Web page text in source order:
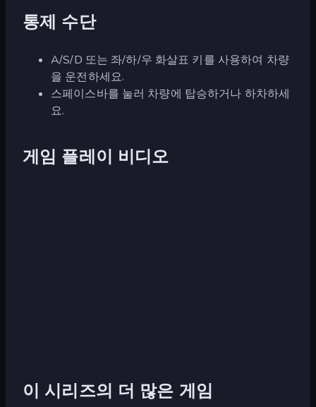
통제 수단
A/S/D 또는 좌/하/우 화살표 키를 사용하여 차량
을 운전하세요.
스페이스바를 눌러 차량에 탑승하거나 하차하세
요.
게임 플레이 비디오
이 시리즈의 더 많은 게임